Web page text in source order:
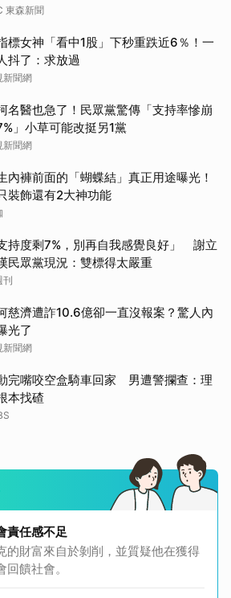
東森新聞
標女神「看中1股」下秒重跌近6％！一
抖了：求放過
新聞網
名醫也急了！民眾黨驚傳「支持率慘崩
」小草可能改挺另1黨
新聞網
內褲前面的「蝴蝶結」真正用途曝光！
裝飾還有2大神功能
支持度剩7%，別再自我感覺良好」 謝立
民眾黨現況：雙標得太嚴重
刊
慈濟遭詐10.6億卻一直沒報案？驚人內
光了
新聞網
完嘴咬空盒騎車回家 男遭警攔查：理
本找碴
責任感不足
的財富來自於剝削，並質疑他在獲得
饋社會。